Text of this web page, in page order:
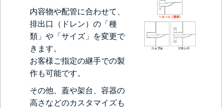
内容物や配管に合わせて、
排出口（ドレン）の「種
類」や「サイズ」を変更で
きます。
お客様ご指定の継手での製
作も可能です。
その他、蓋や架台、容器の
高さなどのカスタマイズも